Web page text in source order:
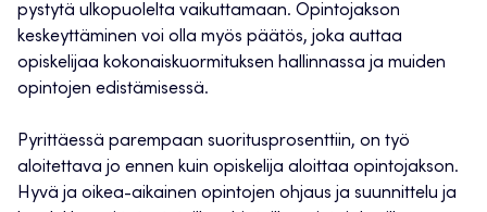
pystytä ulkopuolelta vaikuttamaan. Opintojakson
keskeyttäminen voi olla myös päätös, joka auttaa
opiskelijaa kokonaiskuormituksen hallinnassa ja muiden
opintojen edistämisessä.
Pyrittäessä parempaan suoritusprosenttiin, on työ
aloitettava jo ennen kuin opiskelija aloittaa opintojakson.
Hyvä ja oikea-aikainen opintojen ohjaus ja suunnittelu ja